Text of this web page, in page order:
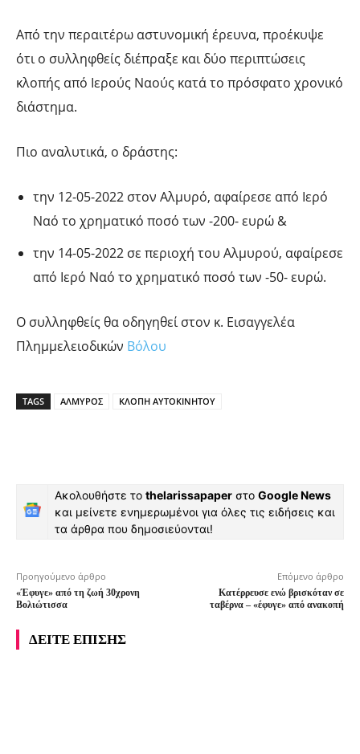
Από την περαιτέρω αστυνομική έρευνα, προέκυψε
ότι ο συλληφθείς διέπραξε και δύο περιπτώσεις
κλοπής από Ιερούς Ναούς κατά το πρόσφατο χρονικό
διάστημα.
Πιο αναλυτικά, ο δράστης:
την 12-05-2022 στον Αλμυρό, αφαίρεσε από Ιερό
Ναό το χρηματικό ποσό των -200- ευρώ &
την 14-05-2022 σε περιοχή του Αλμυρού, αφαίρεσε
από Ιερό Ναό το χρηματικό ποσό των -50- ευρώ.
Ο συλληφθείς θα οδηγηθεί στον κ. Εισαγγελέα
Πλημμελειοδικών Βόλου
TAGS ΑΛΜΥΡΟΣ ΚΛΟΠΗ ΑΥΤΟΚΙΝΗΤΟΥ
Ακολουθήστε το thelarissapaper στο Google News
και μείνετε ενημερωμένοι για όλες τις ειδήσεις και
τα άρθρα που δημοσιεύονται!
Προηγούμενο άρθρο
«Έφυγε» από τη ζωή 30χρονη
Βολιώτισσα
Επόμενο άρθρο
Κατέρρευσε ενώ βρισκόταν σε
ταβέρνα – «έφυγε» από ανακοπή
ΔΕΙΤΕ ΕΠΙΣΗΣ